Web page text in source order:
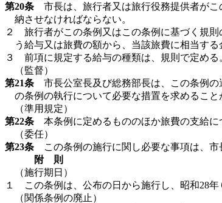
第20条 市長は、旅行者又は旅行役務提供者がこ
納させなければならない。
２ 旅行者がこの条例又はこの条例に基づく規
う給与又は旅費の額から、当該旅費に相当する
３ 前項に規定する給与の種類は、規則で定める
（監督）
第21条 市長公室長及び総務部長は、この条例の
の条例の執行について必要な措置を求めること
（準用規定）
第22条 本条例に定めるもののほか旅費の支給に
（委任）
第23条 この条例の施行に関し必要な事項は、市
附 則
（施行期日）
１ この条例は、公布の日から施行し、昭和28年
（関係条例の廃止）